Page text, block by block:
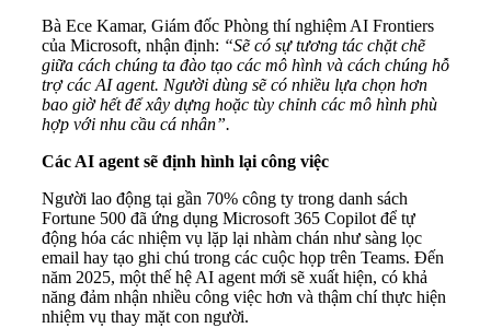
Bà Ece Kamar, Giám đốc Phòng thí nghiệm AI Frontiers
của Microsoft, nhận định: “Sẽ có sự tương tác chặt chẽ
giữa cách chúng ta đào tạo các mô hình và cách chúng hỗ
trợ các AI agent. Người dùng sẽ có nhiều lựa chọn hơn
bao giờ hết để xây dựng hoặc tùy chỉnh các mô hình phù
hợp với nhu cầu cá nhân”.
Các AI agent sẽ định hình lại công việc
Người lao động tại gần 70% công ty trong danh sách
Fortune 500 đã ứng dụng Microsoft 365 Copilot để tự
động hóa các nhiệm vụ lặp lại nhàm chán như sàng lọc
email hay tạo ghi chú trong các cuộc họp trên Teams. Đến
năm 2025, một thế hệ AI agent mới sẽ xuất hiện, có khả
năng đảm nhận nhiều công việc hơn và thậm chí thực hiện
nhiệm vụ thay mặt con người.